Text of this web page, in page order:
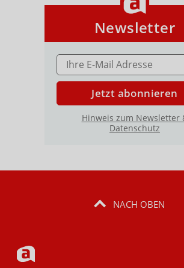
Newsletter
E-MAIL ADRESSE
Jetzt abonnieren
Hinweis zum Newsletter
Datenschutz
NACH OBEN